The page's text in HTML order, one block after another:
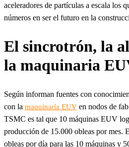
aceleradores de partículas a escala los
números en ser el futuro en la
El sincrotrón, la
la maquinaria
Según informan fuentes con
con la maquinaría EUV en nodos de
TSMC es tal que 10 máquinas EUV
producción de 15.000 obleas por mes.
obleas por día para las 10 máquinas y